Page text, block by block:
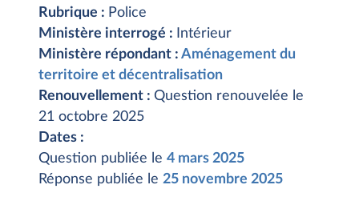
Rubrique : Police
Ministère interrogé :
Intérieur
Ministère répondant : Aménagement du
territoire et décentralisation
Renouvellement : Question renouvelée le
21 octobre 2025
Dates :
Question publiée le 4 mars 2025
Réponse publiée le 25 novembre 2025